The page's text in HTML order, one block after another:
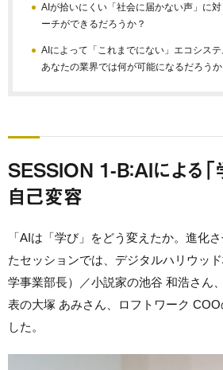
AIが拾いにくい「社会に届かない声」に
ーチができるだろうか？
AIによって「これまでにない」エコシステ
あなたの業界では何が可能になるだろうか
SESSION 1-B：AIによる「
自己変容
「AIは「学び」をどう変えたか。進化
たセッションでは、デジタルハリウッ
学事業部長）／小説家の池谷 和浩さん
表の大塚 あみさん、ロフトワーク
した。